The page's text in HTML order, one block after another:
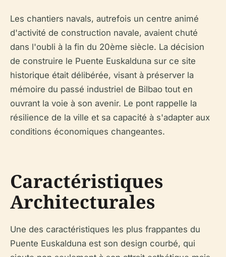
Les chantiers navals, autrefois un centre animé
d'activité de construction navale, avaient chuté
dans l'oubli à la fin du 20ème siècle. La décision
de construire le Puente Euskalduna sur ce site
historique était délibérée, visant à préserver la
mémoire du passé industriel de Bilbao tout en
ouvrant la voie à son avenir. Le pont rappelle la
résilience de la ville et sa capacité à s'adapter aux
conditions économiques changeantes.
Caractéristiques
Architecturales
Une des caractéristiques les plus frappantes du
Puente Euskalduna est son design courbé, qui